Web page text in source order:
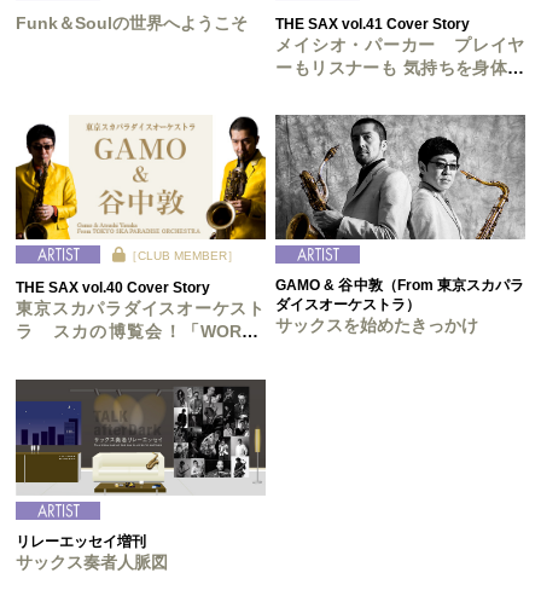
Funk＆Soulの世界へようこそ THE SAX vol.41 Cover Story
メイシオ・パーカー プレイヤ
ーもリスナーも 気持ちを身体で
醐味だ
［CLUB MEMBER］
THE SAX vol.40 Cover Story
東京スカパラダイスオーケスト
ラ スカの博覧会！「WORLD
GAMO & 谷中敦（From 東京スカパラ
ダイスオーケストラ）
サックスを始めたきっかけ
リレーエッセイ増刊
サックス奏者人脈図